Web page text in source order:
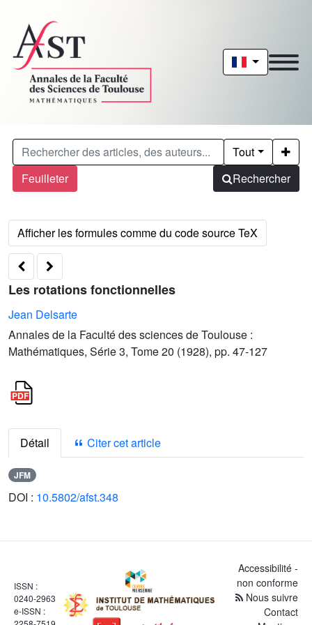
Feuilleter
Tout
Rechercher
Les rotations fonctionnelles
Jean Delsarte
Annales de la Faculté des sciences de Toulouse :
Mathématiques, Série 3, Tome 20 (1928), pp. 47-127
Détail Citer cet article
JFM
DOI : 10.5802/afst.348
ISSN :
0240-2963
e-ISSN :
Accessibilité -
non conforme
Nous suivre
Contact